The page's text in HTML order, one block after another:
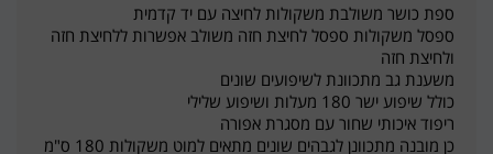
ספת כושר משולבת משקולות לחיצה עם יד קדמית
ספסל משקולות ספסל לחיצת חזה משולב אפשרות ללחיצת חזה
ולחיצת חזה
משענת גב מתכוונת לשיפועים שונים
כולל שיפוע ישר 180 מעלות ושיפוע שלילי
ריפוד איכותי שחור עם מסגרת אפורה
כן מובנה מתכוונן לגבהים שונים מתאים למוט משקולות 180 ס"מ